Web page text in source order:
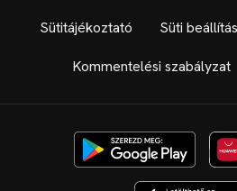
Sütitájékoztató Süti
Kommentelési szabályzat